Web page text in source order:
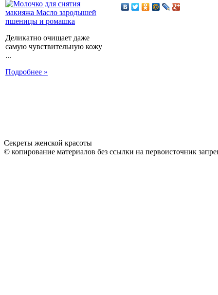
Деликатно очищает даже
самую чувствительную кожу
...
Подробнее »
Секреты женской красоты
© копирование материалов без ссылки на первоисточник